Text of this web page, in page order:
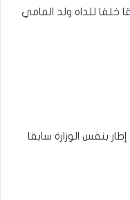
خلفا للداه ولد المامي
بنفس الوزارة سابقا